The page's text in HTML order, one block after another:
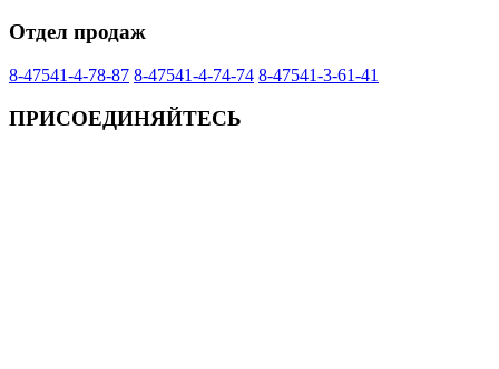
Отдел продаж
8-47541-4-78-87 8-47541-4-74-74 8-47541-3-61-41
ПРИСОЕДИНЯЙТЕСЬ